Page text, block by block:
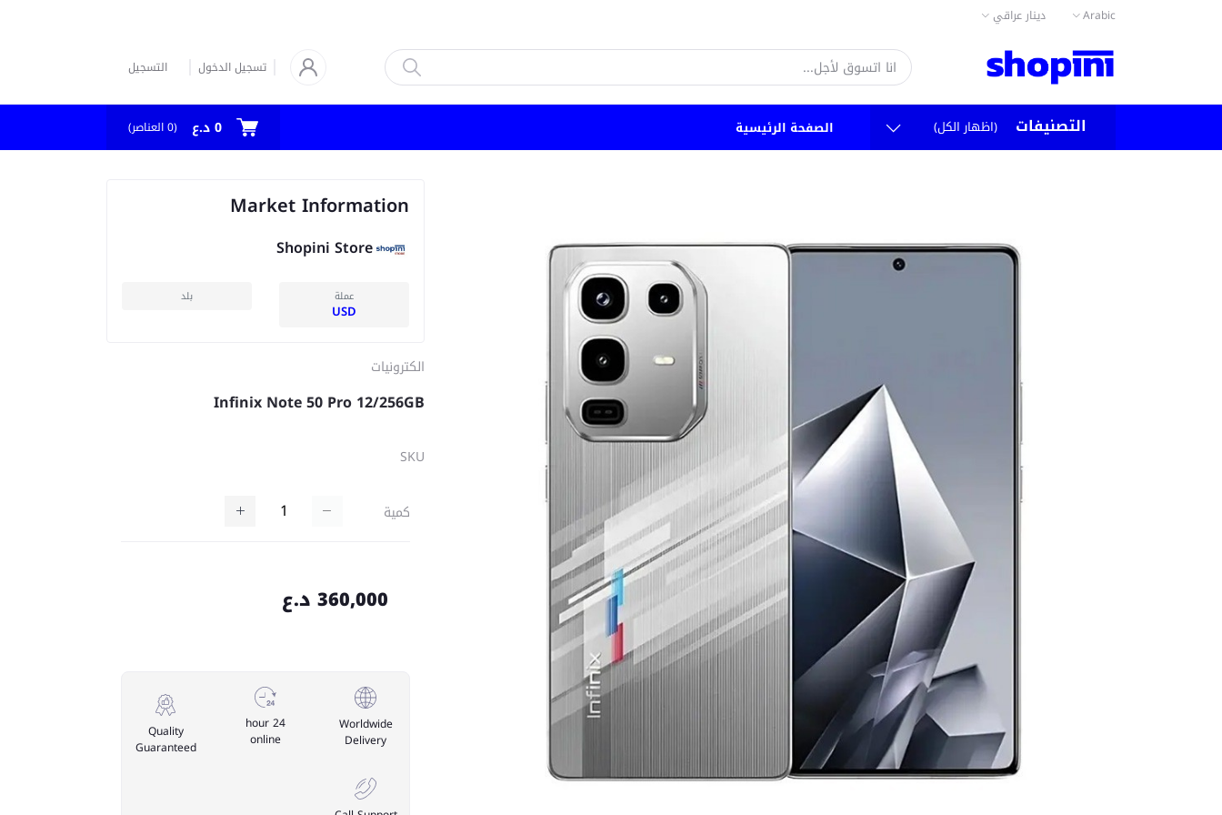
Arabic دينار عراقي
تسجيل الدخول التسجيل
التصنيفات (اظهار الكل) الصفحة الرئيسية 0 د.ع (
0العناصر)
Market Information
Shopini Store
عملة
USD
بلد
الكترونيات
Infinix Note 50 Pro 12/256GB
SKU
كمية
360,000 د.ع
Worldwide
Delivery
24 hour
online
Quality
Guaranteed